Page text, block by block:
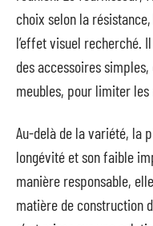
choix selon la
l’effet visuel recherché.
des accessoires
meubles, pour limiter
Au-delà de la variété, la
longévité et son faible
manière responsable,
matière de construction